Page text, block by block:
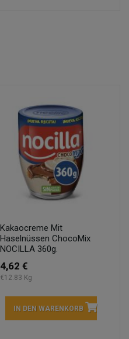
Kakaocreme Mit
Haselnüssen ChocoMix
NOCILLA 360g.
4,62 €
€12.83 Kg
IN DEN WARENKORB